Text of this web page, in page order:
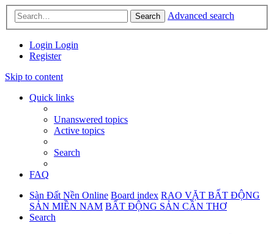
Search Advanced search
Login Login
Register
Skip to content
Quick links
Unanswered topics
Active topics
Search
FAQ
Sàn Đất Nền Online Board index RAO VẶT BẤT ĐỘNG
SẢN MIỀN NAM BẤT ĐỘNG SẢN CẦN THƠ
Search